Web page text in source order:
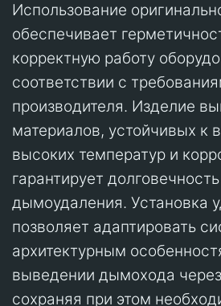
Использование
обеспечивает
корректную работу
соответствии с
производителя. Изделие
материалов, устойчивых к
высоких температур и
гарантирует
дымоудаления. Установка
позволяет адаптировать
архитектурным
выведении дымохода
сохраняя при этом